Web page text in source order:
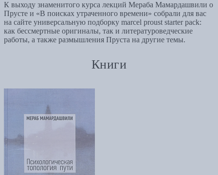
К выходу знаменитого курса лекций Мераба Мамардашвили о
Прусте и «В поисках утраченного времени» собрали для вас
на сайте универсальную подборку marcel proust starter pack:
как бессмертные оригиналы, так и литературоведческие
работы, а также размышления Пруста на другие темы.
Книги